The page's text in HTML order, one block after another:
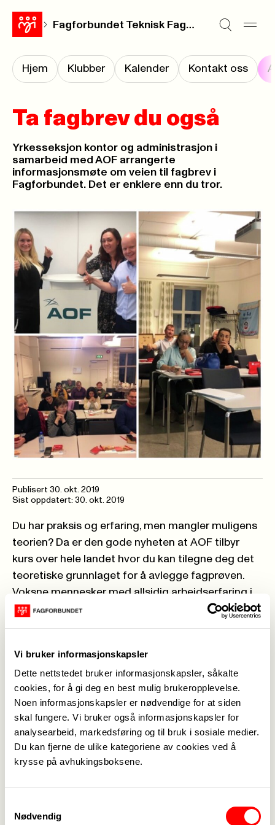
Vi bruker informasjonskapsler
Dette nettstedet bruker informasjonskapsler, såkalte
cookies, for å gi deg en best mulig brukeropplevelse.
Noen informasjonskapsler er nødvendige for at siden
skal fungere. Vi bruker også informasjonskapsler for
analysearbeid, markedsføring og til bruk i sosiale medier.
Du kan fjerne de ulike kategoriene av cookies ved å
krysse på avhukingsboksene.
Nødvendig
Fagforbundet Teknisk Fagforening Oslo
Hjem Klubber Kalender Kontakt oss
Ta fagbrev du også
Yrkesseksjon kontor og administrasjon i
samarbeid med AOF arrangerte
informasjonsmøte om veien til fagbrev i
Fagforbundet. Det er enklere enn du tror.
Publisert 30. okt. 2019
Sist oppdatert: 30. okt. 2019
Du har praksis og erfaring, men mangler muligens
teorien? Da er den gode nyheten at AOF tilbyr
kurs over hele landet hvor du kan tilegne deg det
teoretiske grunnlaget for å avlegge fagprøven.
Voksne mennesker med allsidig arbeidserfaring i
faget sitt, har mulighet til å ta fagbrev, ved å
dokumentere at de har bestått teoretisk
5 års allsidig arbeidserfaring.
Fagbrev passer for deg som har jobbet lenge
innen et yrke, men mangler formell
dokumentasjon på kompetansen du besitter.
Kravet er at du har 5 års relevant arbeidserfaring i
100 % stilling eller omregnet til 100% stilling.
Opplæringen tar utgangspunkt i dine erfaringer,
videregående skole.